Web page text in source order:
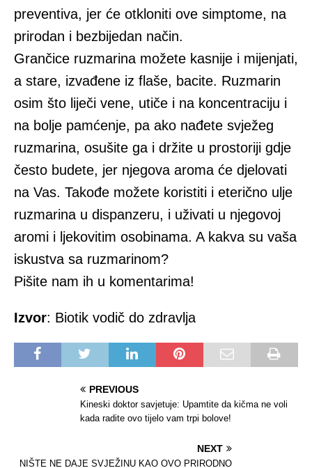
preventiva, jer će otkloniti ove simptome, na
prirodan i bezbijedan način.
Grančice ruzmarina možete kasnije i mijenjati,
a stare, izvađene iz flaše, bacite. Ruzmarin
osim što liječi vene, utiče i na koncentraciju i
na bolje pamćenje, pa ako nađete svježeg
ruzmarina, osušite ga i držite u prostoriji gdje
često budete, jer njegova aroma će djelovati
na Vas. Takođe možete koristiti i eterično ulje
ruzmarina u dispanzeru, i uživati u njegovoj
aromi i ljekovitim osobinama. A kakva su vaša
iskustva sa ruzmarinom?
Pišite nam ih u komentarima!
Izvor: Biotik vodič do zdravlja
PREVIOUS
Kineski doktor savjetuje: Upamtite da kičma ne voli
kada radite ovo tijelo vam trpi bolove!
NEXT
NIŠTE NE DAJE SVJEŽINU KAO OVO PRIRODNO